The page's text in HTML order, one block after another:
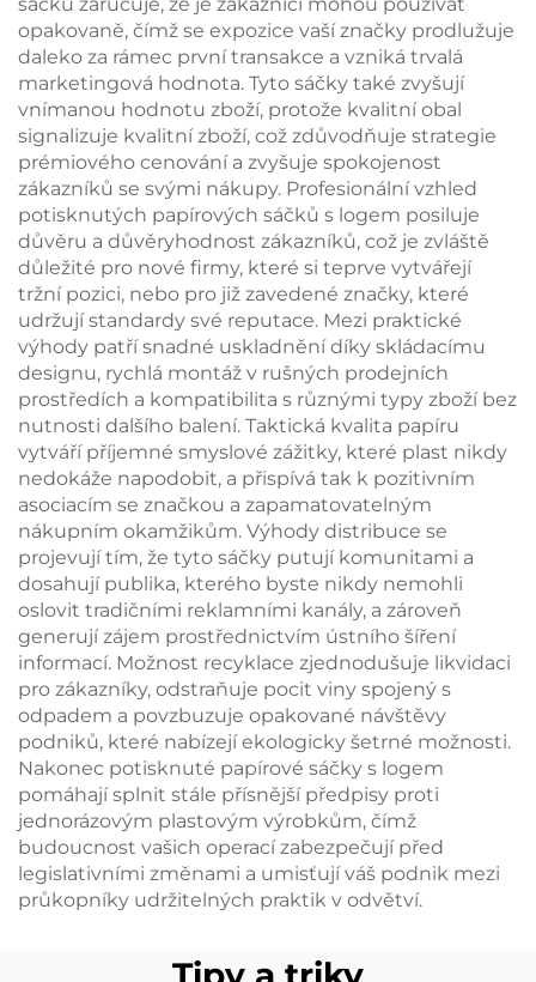
opakovaně, čímž se expozice vaší značky prodlužuje
daleko za rámec první transakce a vzniká trvalá
marketingová hodnota. Tyto sáčky také zvyšují
vnímanou hodnotu zboží, protože kvalitní obal
signalizuje kvalitní zboží, což zdůvodňuje strategie
prémiového cenování a zvyšuje spokojenost
zákazníků se svými nákupy. Profesionální vzhled
potisknutých papírových sáčků s logem posiluje
důvěru a důvěryhodnost zákazníků, což je zvláště
důležité pro nové firmy, které si teprve vytvářejí
tržní pozici, nebo pro již zavedené značky, které
udržují standardy své reputace. Mezi praktické
výhody patří snadné uskladnění díky skládacímu
designu, rychlá montáž v rušných prodejních
prostředích a kompatibilita s různými typy zboží bez
nutnosti dalšího balení. Taktická kvalita papíru
vytváří příjemné smyslové zážitky, které plast nikdy
nedokáže napodobit, a přispívá tak k pozitivním
asociacím se značkou a zapamatovatelným
nákupním okamžikům. Výhody distribuce se
projevují tím, že tyto sáčky putují komunitami a
dosahují publika, kterého byste nikdy nemohli
oslovit tradičními reklamními kanály, a zároveň
generují zájem prostřednictvím ústního šíření
informací. Možnost recyklace zjednodušuje likvidaci
pro zákazníky, odstraňuje pocit viny spojený s
odpadem a povzbuzuje opakované návštěvy
podniků, které nabízejí ekologicky šetrné možnosti.
Nakonec potisknuté papírové sáčky s logem
pomáhají splnit stále přísnější předpisy proti
jednorázovým plastovým výrobkům, čímž
budoucnost vašich operací zabezpečují před
legislativními změnami a umisťují váš podnik mezi
průkopníky udržitelných praktik v odvětví.